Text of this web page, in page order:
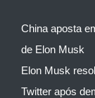
China aposta
de Elon Musk
Elon Musk
Twitter após